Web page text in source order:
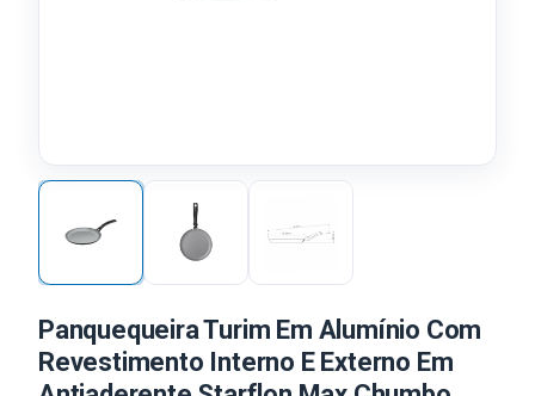
Panquequeira Turim Em Alumínio Com
Revestimento Interno E Externo Em